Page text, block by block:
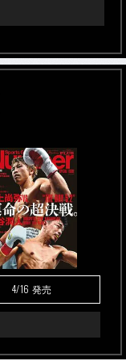
4/16 発売